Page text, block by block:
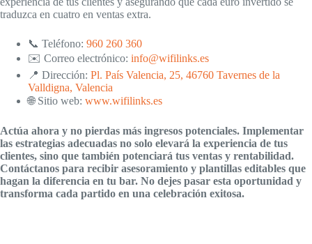
traduzca en cuatro en ventas extra.
📞 Teléfono: 960 260 360
✉️ Correo electrónico: info@wifilinks.es
📍 Dirección: Pl. País Valencia, 25, 46760 Tavernes de la
Valldigna, Valencia
🌐 Sitio web: www.wifilinks.es
Actúa ahora y no pierdas más ingresos potenciales. Implementar
las estrategias adecuadas no solo elevará la experiencia de tus
clientes, sino que también potenciará tus ventas y rentabilidad.
Contáctanos para recibir asesoramiento y plantillas editables que
hagan la diferencia en tu bar. No dejes pasar esta oportunidad y
transforma cada partido en una celebración exitosa.